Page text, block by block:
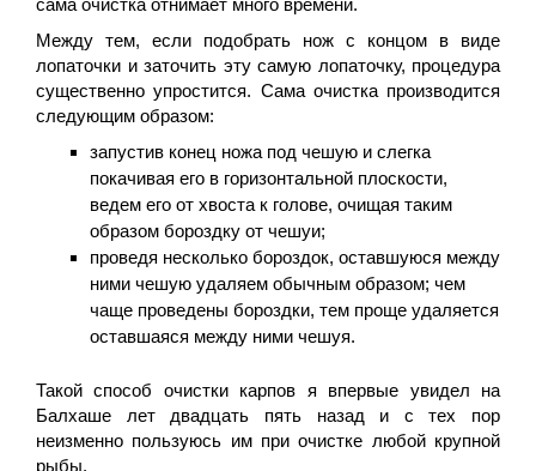
сама очистка отнимает много времени.
Между тем, если подобрать нож с концом в виде
лопаточки и заточить эту самую лопаточку, процедура
существенно упростится. Сама очистка производится
следующим образом:
запустив конец ножа под чешую и слегка
покачивая его в горизонтальной плоскости,
ведем его от хвоста к голове, очищая таким
образом бороздку от чешуи;
проведя несколько бороздок, оставшуюся между
ними чешую удаляем обычным образом; чем
чаще проведены бороздки, тем проще удаляется
оставшаяся между ними чешуя.
Такой способ очистки карпов я впервые увидел на
Балхаше лет двадцать пять назад и с тех пор
неизменно пользуюсь им при очистке любой крупной
рыбы.